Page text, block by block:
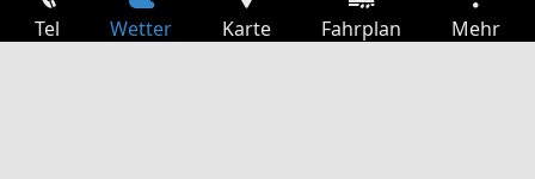
Tel Wetter Karte Fahrplan Mehr